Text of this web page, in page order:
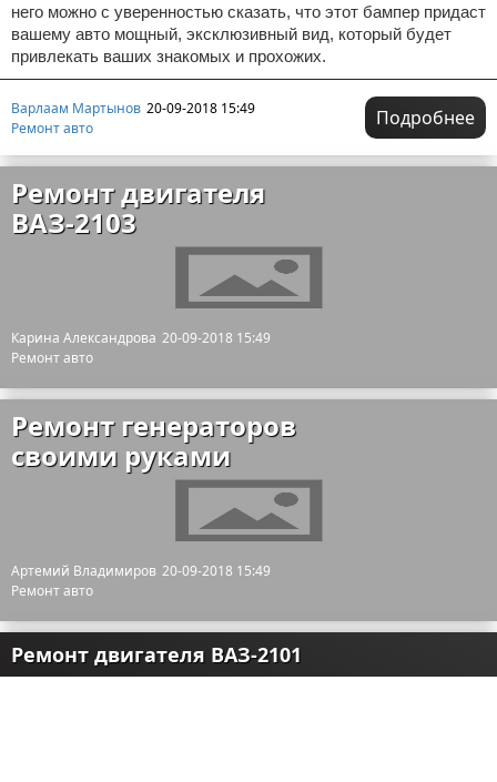
него можно с уверенностью сказать, что этот бампер придаст
вашему авто мощный, эксклюзивный вид, который будет
привлекать ваших знакомых и прохожих.
Варлаам Мартынов 20-09-2018 15:49
Ремонт авто
Подробнее
Ремонт двигателя
ВАЗ-2103
Карина Александрова 20-09-2018 15:49
Ремонт авто
Ремонт генераторов
своими руками
Артемий Владимиров 20-09-2018 15:49
Ремонт авто
Ремонт двигателя ВАЗ-2101